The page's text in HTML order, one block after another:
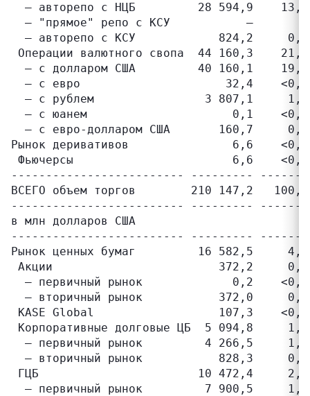
– авторепо c НЦБ         28 594,9
– "прямое" репо c КСУ           –
– авторепо c КСУ            824,2
Операции валютного свопа  44 160,3
– с долларом США         40 160,1
– с евро                     32,4
– с рублем                3 807,1
– с юанем                     0,1
– с евро-долларом США       160,7
Рынок деривативов               6,6
Фьючерсы                       6,6    <0,1
------------------------- ---------
ВСЕГО объем торгов        210 147,2
------------------------- ---------
в млн долларов США
------------------------- ---------
Рынок ценных бумаг         16 582,5
Акции                        372,2
– первичный рынок             0,2
– вторичный рынок           372,0
KASE Global                  107,3
Корпоративные долговые ЦБ  5
– первичный рынок         4 266,5
– вторичный рынок           828,3
ГЦБ                       10 472,4     2,6
– первичный рынок         7 900,5